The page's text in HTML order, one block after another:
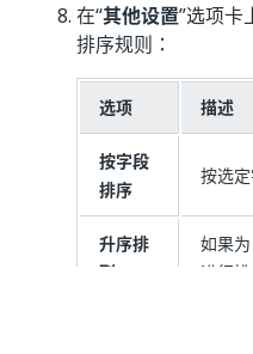
在“其他设置”选项卡
排序规则：
选项 描述
按字段
排序
按选
升序排
列
如果
进行排